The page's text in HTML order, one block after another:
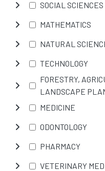
SOCIAL SCIENCES
MATHEMATICS
NATURAL
TECHNOLOGY
FORESTRY,
LANDSCAPE
MEDICINE
ODONTOLOGY
PHARMACY
VETERINARY